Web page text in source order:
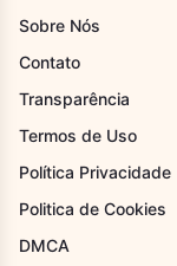
Sobre Nós
Contato
Transparência
Termos de Uso
Política Privacidade
Politica de Cookies
DMCA